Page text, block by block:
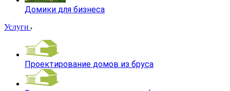
Домики для бизнеса
Услуги
Проектирование домов из бруса